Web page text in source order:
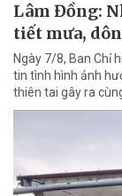
Lâm Đồng:
tiết mưa,
Ngày 7/8, Ban Chỉ
tin tình hình ảnh
thiên tai gây ra